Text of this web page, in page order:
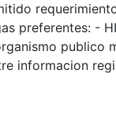
preferentes: -
publico
informacion